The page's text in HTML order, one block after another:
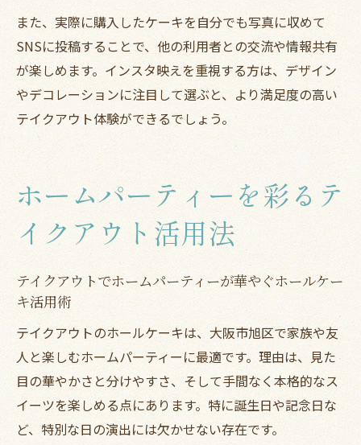
また、実際に購入したケーキを自分でも写真に収めて
SNSに投稿することで、他の利用者との交流や情報共有
が楽しめます。インスタ映えを重視する方は、デザイン
やデコレーションに注目して選ぶと、より満足度の高い
テイクアウト体験ができるでしょう。
ホームパーティーを彩るテ
イクアウト活用法
テイクアウトでホームパーティーが華やぐホールケー
キ活用術
テイクアウトのホールケーキは、大阪市旭区で家族や友
人と楽しむホームパーティーに最適です。理由は、見た
目の華やかさと分けやすさ、そして手間なく本格的なス
イーツを楽しめる点にあります。特に誕生日や記念日な
ど、特別な日の演出には欠かせない存在です。